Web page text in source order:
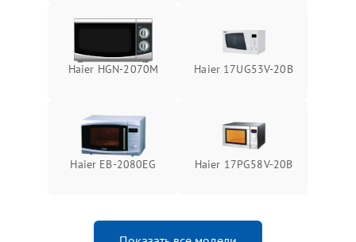
Haier HGN-2070M Haier 17UG53V-20B
Haier EB-2080EG Haier 17PG58V-20B